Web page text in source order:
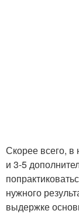
Скорее всего, в
и 3-5
нужного
выдержке